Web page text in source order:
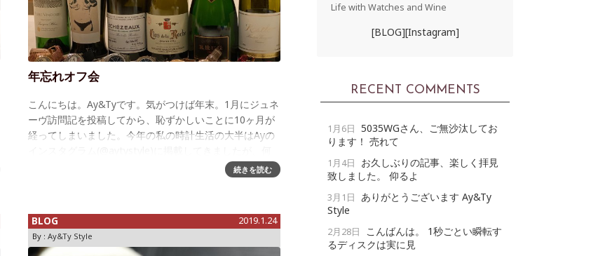
年忘れオフ会
こんにちは。Ay&Tyです。気がつけば年末。1月にジュネ
ーヴ訪問記を投稿してから、恥ずかしいことに10ヶ月が
経ってしまいました。今年の私の時計生活の大半はAyの
続きを読む
BLOG 2019.1.24
By : Ay&Ty Style
Life with Watches and Wine
[BLOG][Instagram]
RECENT COMMENTS
1月6日 5035WGさん、ご無沙汰してお
ります！ 売れて
1月4日
お久しぶりの記事、楽しく拝見
致しました。 仰るよ
3月1日
ありがとうございます Ay&Ty
Style
2月28日
こんばんは。 1秒ごとい瞬転す
るディスクは実に見